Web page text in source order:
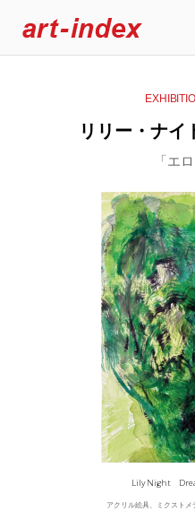
リリー・ナイ
「エ
Lily Night
アクリル絵具、ミクスト